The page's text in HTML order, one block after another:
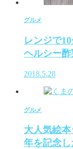
グルメ
レンジで
ヘルシー
2018.5.28
グルメ
大人気絵
年を記念